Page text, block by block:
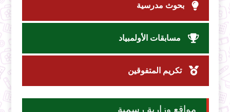
بحوث مدرسية
مسابقات الأولمبياد
تكريم المتفوقين
مواقع وزارية رسمية